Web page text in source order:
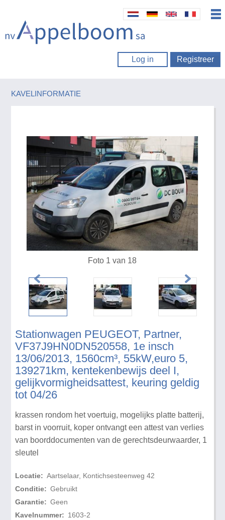
Log in Registreer
KAVELINFORMATIE
Stationwagen PEUGEOT, Partner,
VF37J9HN0DN520558, 1e insch
13/06/2013, 1560cm³, 55kW,euro 5,
139271km, kentekenbewijs deel I,
gelijkvormigheidsattest, keuring geldig
tot 04/26
krassen rondom het voertuig, mogelijks platte batterij,
barst in voorruit, koper ontvangt een attest van verlies
van boorddocumenten van de gerechtsdeurwaarder, 1
sleutel
Locatie: Aartselaar, Kontichsesteenweg 42
Conditie: Gebruikt
Garantie: Geen
Kavelnummer: 1603-2
Foto 1 van 18